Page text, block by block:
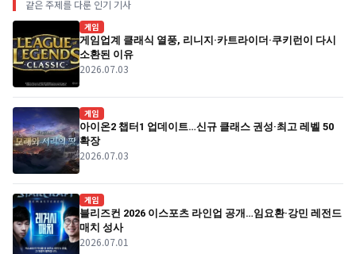
같은 주제를 다룬 인기 기사
게임
게임업계 클래식 열풍, 리니지·카트라이더·쿠키런이 다시
소환된 이유
2026.07.03
게임
아이온2 챕터1 업데이트…신규 클래스 권성·최고 레벨 50
확장
2026.07.03
게임
블리즈컨 2026 이스포츠 라인업 공개…임요환·강민 레전드
매치 성사
2026.07.01